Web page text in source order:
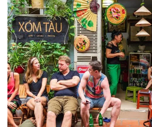
Le Nord du Vietnam
Essentiel
Résumé du circuit: Nord du Vietnam
Mai Chau - Ninh Binh - Ha Long. DURÉE:
READ MORE